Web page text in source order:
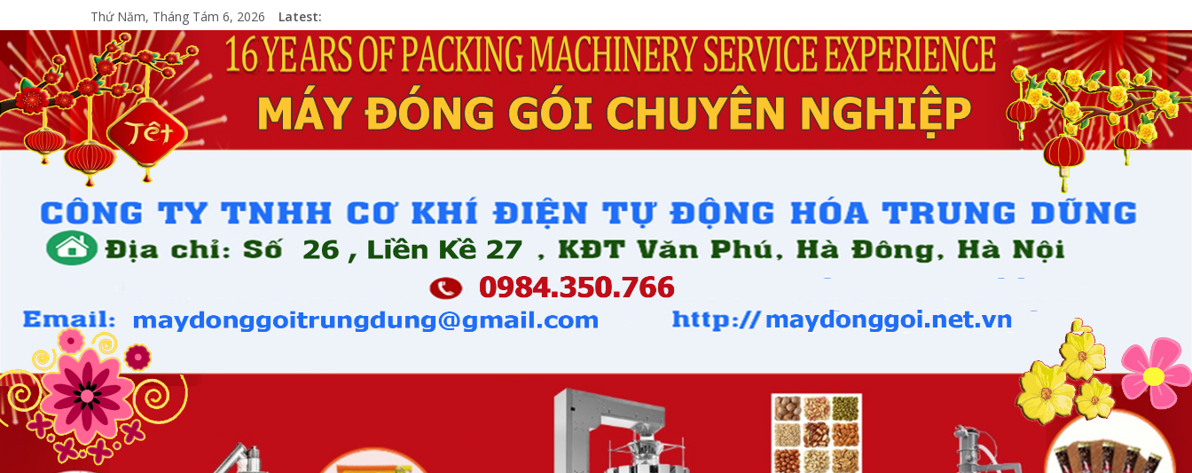
Thứ Năm, Tháng Tám 6, 2026 Latest: